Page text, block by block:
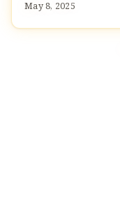
May 8, 2025